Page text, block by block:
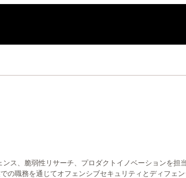
、脆弱性リサーチ、プロダクトイノベーションを
の職務を通じてオフェンシブセキュリティとディフェ